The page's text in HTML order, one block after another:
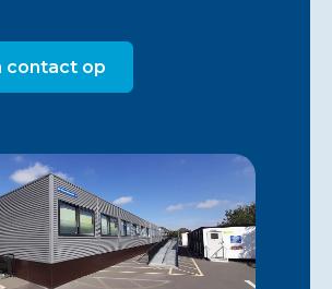
contact op